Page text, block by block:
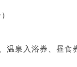
泉入浴券、昼食